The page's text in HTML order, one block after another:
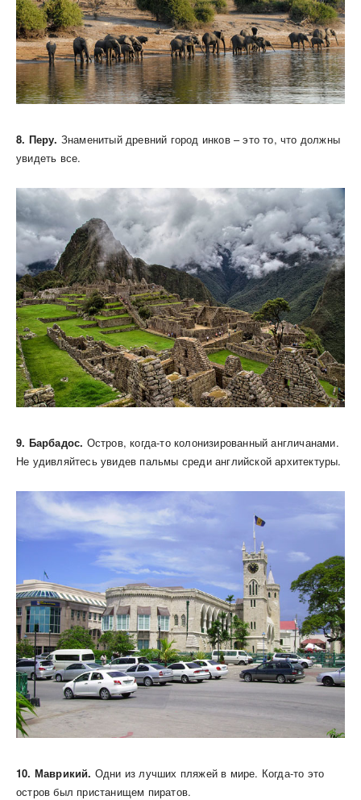
8. Перу. Знаменитый древний город инков – это то, что должны
увидеть все.
9. Барбадос. Остров, когда-то колонизированный англичанами.
Не удивляйтесь увидев пальмы среди английской архитектуры.
10. Маврикий. Одни из лучших пляжей в мире. Когда-то это
остров был пристанищем пиратов.